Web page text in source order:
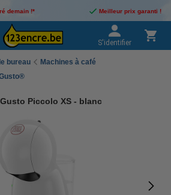
demain !* Meilleur prix garanti !
S'identifier
bureau
Machines à café
Piccolo XS - blanc